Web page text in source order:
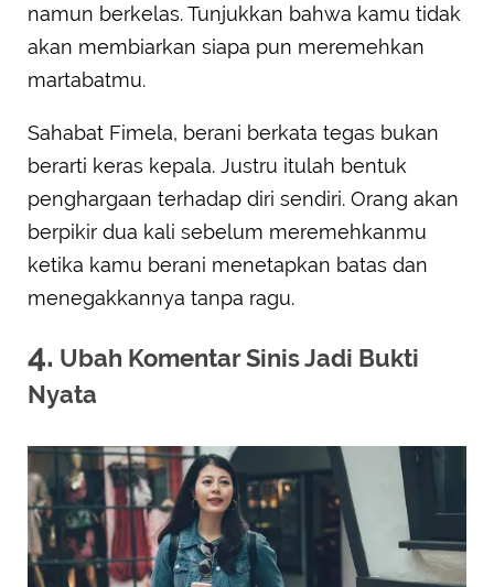
namun berkelas. Tunjukkan bahwa kamu tidak
akan membiarkan siapa pun meremehkan
martabatmu.
Sahabat Fimela, berani berkata tegas bukan
berarti keras kepala. Justru itulah bentuk
penghargaan terhadap diri sendiri. Orang akan
berpikir dua kali sebelum meremehkanmu
ketika kamu berani menetapkan batas dan
menegakkannya tanpa ragu.
4. Ubah Komentar Sinis Jadi Bukti
Nyata